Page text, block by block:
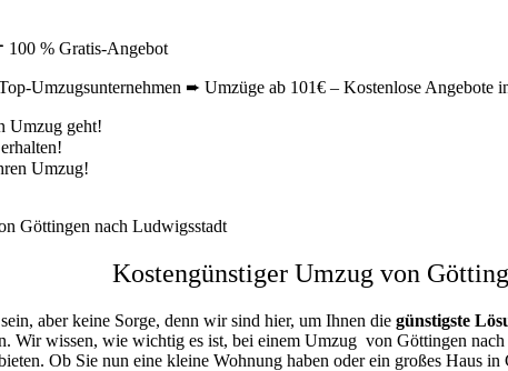
100 % Gratis-Angebot
Umzugsunternehmen ➨ Umzüge ab 101€ – Kostenlose Angebote
Umzug geht!
Umzug!
Göttingen nach Ludwigsstadt
Kostengünstiger Umzug von
aber keine Sorge, denn wir sind hier, um Ihnen die günstigste
Wir wissen, wie wichtig es ist, bei einem Umzug von Göttingen nach
Ob Sie nun eine kleine Wohnung haben oder ein großes Haus